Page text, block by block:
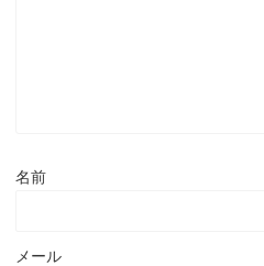
名前
メール